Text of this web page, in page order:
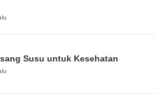
Susu untuk Kesehatan